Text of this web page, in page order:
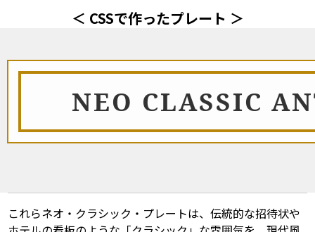
＜ CSSで作ったプレート ＞
NEO CLASSIC
これらネオ・クラシック・プレートは、伝統的な招待状や